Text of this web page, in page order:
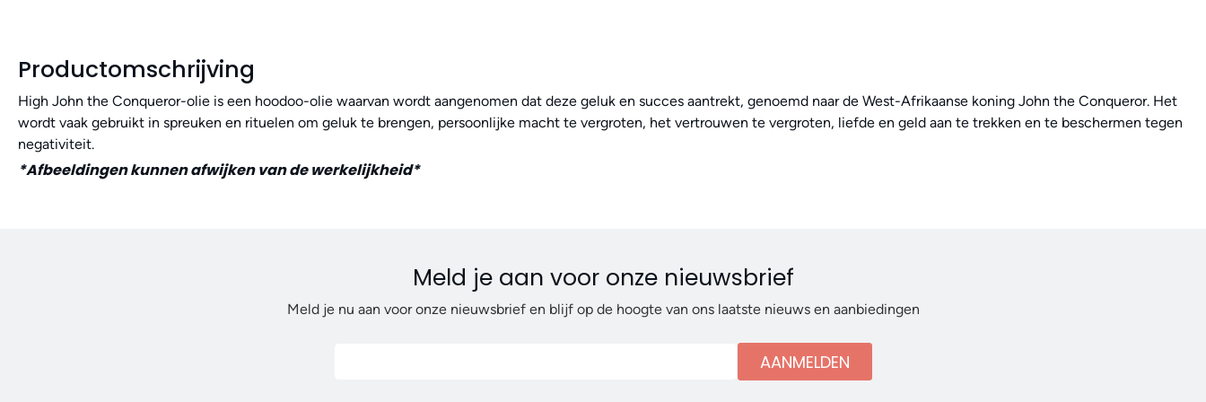
Productomschrijving
High John the Conqueror-olie is een hoodoo-olie waarvan wordt aangenomen dat deze geluk en succes aantrekt, genoemd naar de West-Afrikaanse koning John the Conqueror. Het
wordt vaak gebruikt in spreuken en rituelen om geluk te brengen, persoonlijke macht te vergroten, het vertrouwen te vergroten, liefde en geld aan te trekken en te beschermen tegen
negativiteit.
*Afbeeldingen kunnen afwijken van de werkelijkheid*
Meld je aan voor onze nieuwsbrief
Meld je nu aan voor onze nieuwsbrief en blijf op de hoogte van ons laatste nieuws en aanbiedingen
AANMELDEN